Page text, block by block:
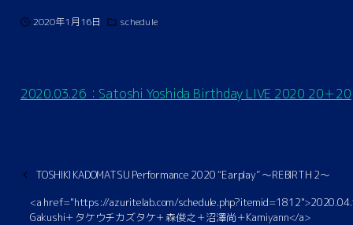
2020年1月16日 schedule
2020.03.26：Satoshi Yoshida Birthday LIVE 2020 20＋20
TOSHIKI KADOMATSU Performance 2020 “Earplay” 〜REBIRTH 2〜
<a href="https://azuritelab.com/
Gakushi＋タケウチカズタケ＋森俊之＋沼澤尚＋Kamiyann</a>